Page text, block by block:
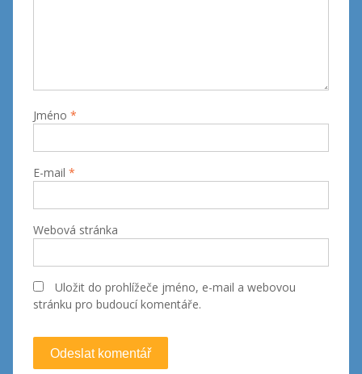
Jméno *
E-mail *
Webová stránka
Uložit do prohlížeče jméno, e-mail a webovou
stránku pro budoucí komentáře.